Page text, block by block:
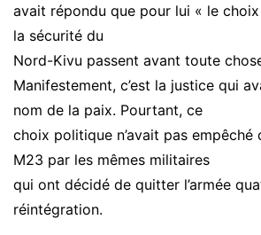
avait répondu que pour lui « le
la sécurité du
Nord-Kivu passent avant toute
Manifestement, c’est la justice qui
nom de la paix. Pourtant, ce
choix politique n’avait pas empêché
M23 par les mêmes militaires
qui ont décidé de quitter l’armée
réintégration.